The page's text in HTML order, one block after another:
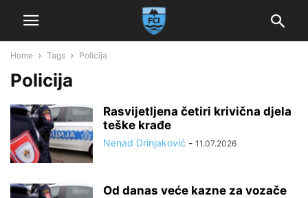
Home Tags Policija
Policija
Rasvijetljena četiri krivična djela
teške krađe
Nenad Drinjaković - 11.07.2026
Od danas veće kazne za vozače